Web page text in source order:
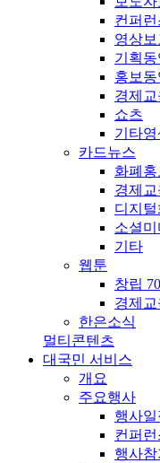
컨퍼런
영상보
기획
홍보
경제교
쇼츠
기타
카드뉴스
화폐홍
경제교
디지털
소셜미
기타
웹툰
창립
경제
한은소식
멀티콘텐츠
대국민 서비스
개요
주요행사
행사일
컨퍼
행사